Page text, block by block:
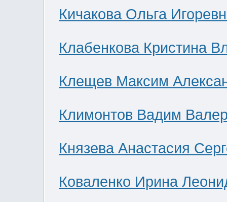
Кичакова Ольга
Клабенкова Кристина
Клещев Максим
Климонтов Вадим
Князева Анастасия
Коваленко Ирина